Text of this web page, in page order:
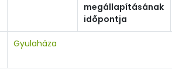
megállapításának
időpontja
Gyulaháza